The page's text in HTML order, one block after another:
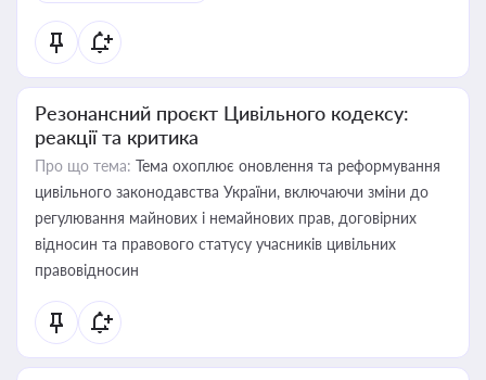
Резонансний проєкт Цивільного кодексу:
реакції та критика
Про що тема: Тема охоплює оновлення та реформування
цивільного законодавства України, включаючи зміни до
регулювання майнових і немайнових прав, договірних
відносин та правового статусу учасників цивільних
правовідносин